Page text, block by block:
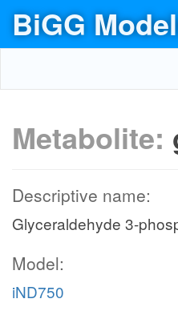
BiGG
Metabolite:
Descriptive name:
Glyceraldehyde 3-
Model:
iND750